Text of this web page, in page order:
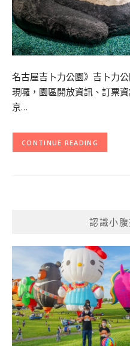
名古屋吉卜力公園》吉卜力
現囉，園區開放資訊、訂票
京…
CONTINUE READING
認識小腹